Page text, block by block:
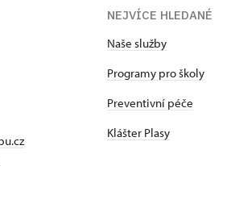
NEJVÍCE HLEDANÉ
Naše služby
Programy pro školy
Preventivní péče
Klášter Plasy